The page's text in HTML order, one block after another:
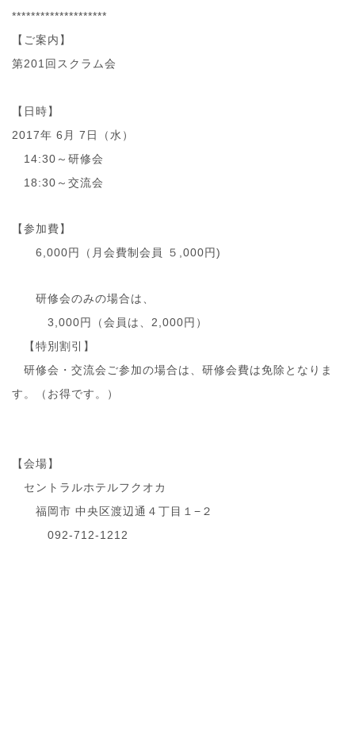
********************
【ご案内】
第201回スクラム会
【日時】
2017年 6月 7日（水）
14:30～研修会
18:30～交流会
【参加費】
6,000円（月会費制会員 ５,000円)
研修会のみの場合は、
3,000円（会員は、2,000円）
【特別割引】
研修会・交流会ご参加の場合は、研修会費は免除となり ま
す。（お得です。）
【会場】
セントラルホテルフクオカ
福岡市 中央区渡辺通４丁目１−２
092-712-1212